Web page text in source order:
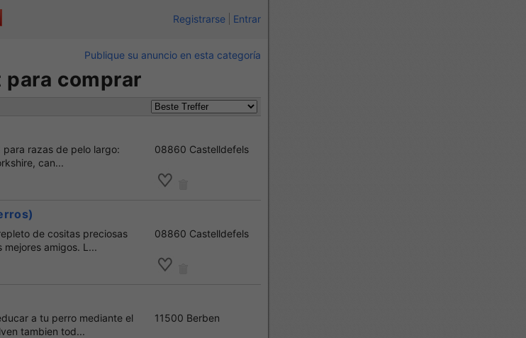
Registrarse Entrar
Publique su anuncio en esta categoría
comprar
razas de pelo largo:
can...
08860 Castelldefels
de cositas preciosas
amigos. L...
08860 Castelldefels
a tu perro mediante el
tambien tod...
11500 Berben